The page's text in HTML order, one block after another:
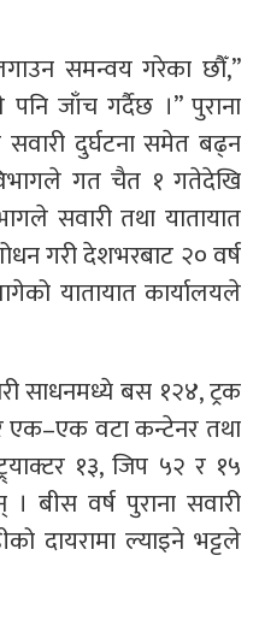
समन्वय गरेका छौँ,”
जाँच गर्दैछ ।” पुराना
दुर्घटना समेत बढ्न
गत चैत १ गतेदेखि
सवारी तथा यातायात
गरी देशभरबाट २० वर्ष
यातायात कार्यालयले
साधनमध्ये बस १२४, ट्रक
एक–एक वटा कन्टेनर तथा
१३, जिप ५२ र १५
बीस वर्ष पुराना सवारी
दायरामा ल्याइने भट्टले